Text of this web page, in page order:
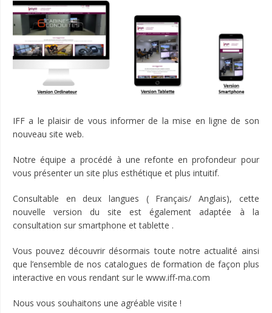
IFF a le plaisir de vous informer de la mise en ligne de son
nouveau site web.
Notre équipe a procédé à une refonte en profondeur pour
vous présenter un site plus esthétique et plus intuitif.
Consultable en deux langues ( Français/ Anglais), cette
nouvelle version du site est également adaptée à la
consultation sur smartphone et tablette .
Vous pouvez découvrir désormais toute notre actualité ainsi
que l’ensemble de nos catalogues de formation de façon plus
interactive en vous rendant sur le www.iff-ma.com
Nous vous souhaitons une agréable visite !